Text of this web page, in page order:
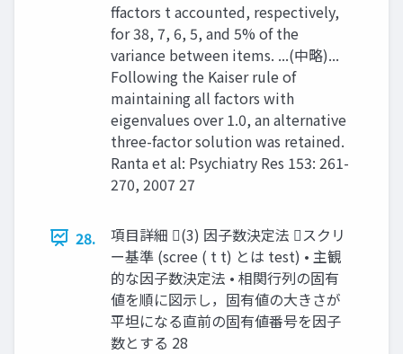
ffactors t accounted, respectively,
for 38, 7, 6, 5, and 5% of the
variance between items. ...(中略)...
Following the Kaiser rule of
maintaining all factors with
eigenvalues over 1.0, an alternative
three-factor solution was retained.
Ranta et al: Psychiatry Res 153: 261-
270, 2007 27
28.
項目詳細 (3) 因子数決定法 スクリ
ー基準 (scree ( t t) とは test) • 主観
的な因子数決定法 • 相関行列の固有
値を順に図示し，固有値の大きさが
平坦になる直前の固有値番号を因子
数とする 28